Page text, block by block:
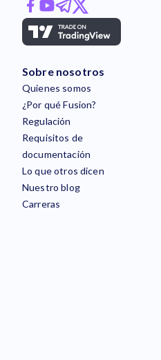
Sobre nosotros
Quienes somos
¿Por qué Fusion?
Regulación
Requisitos de
documentación
Lo que otros dicen
Nuestro blog
Carreras